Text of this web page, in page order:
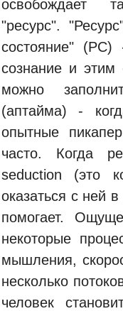
освобождает
"ресурс".
состояние" (РС)
сознание и этим
можно
(аптайма) -
опытные
часто. Когда
seduction (это
оказаться с ней
помогает.
некоторые
мышления,
несколько
человек